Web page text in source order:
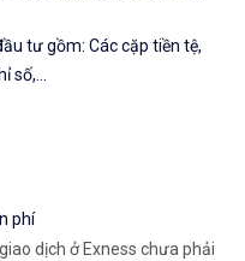
tư gồm: Các cặp tiền tệ,
số,...
phí
dịch ở Exness chưa phải